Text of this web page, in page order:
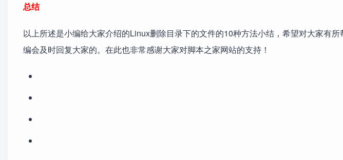
总结
以上所述是小编给大家介绍的Linux删除目录下的文件的10种方法小结，希望对大家有
编会及时回复大家的。在此也非常感谢大家对脚本之家网站的支持！